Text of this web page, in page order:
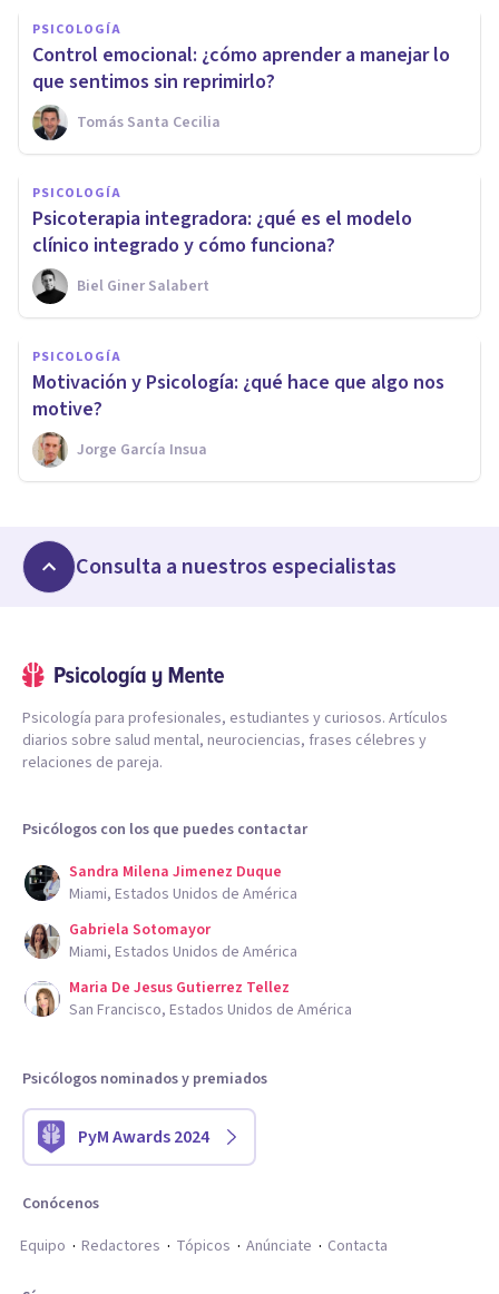
PSICOLOGÍA
Control emocional: ¿cómo aprender a manejar lo
que sentimos sin reprimirlo?
Tomás Santa Cecilia
PSICOLOGÍA
Psicoterapia integradora: ¿qué es el modelo
clínico integrado y cómo funciona?
Biel Giner Salabert
PSICOLOGÍA
Motivación y Psicología: ¿qué hace que algo nos
motive?
Jorge García Insua
Consulta a nuestros especialistas
Psicología para profesionales, estudiantes y curiosos. Artículos
diarios sobre salud mental, neurociencias, frases célebres y
relaciones de pareja.
Psicólogos con los que puedes contactar
Sandra Milena Jimenez Duque
Miami, Estados Unidos de América
Gabriela Sotomayor
Miami, Estados Unidos de América
Maria De Jesus Gutierrez Tellez
San Francisco, Estados Unidos de América
Psicólogos nominados y premiados
PyM Awards 2024
Conócenos
Equipo
Redactores Tópicos Anúnciate Contacta